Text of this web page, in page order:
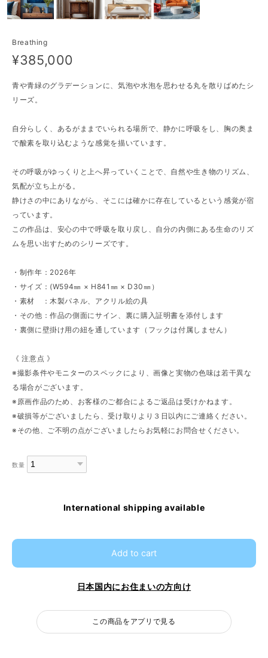
Breathing
¥385,000
青や青緑のグラデーションに、気泡や水泡を思わせる丸を散りばめたシ
リーズ。
自分らしく、あるがままでいられる場所で、静かに呼吸をし、胸の奥ま
で酸素を取り込むような感覚を描いています。
その呼吸がゆっくりと上へ昇っていくことで、自然や生き物のリズム、
気配が立ち上がる。
静けさの中にありながら、そこには確かに存在しているという感覚が宿
っています。
この作品は、安心の中で呼吸を取り戻し、自分の内側にある生命のリズ
ムを思い出すためのシリーズです。
・制作年：2026年
・サイズ：(W594㎜ × H841㎜ × D30㎜）
・素材 ：木製パネル、アクリル絵の具
・その他：作品の側面にサイン、裏に購入証明書を添付します
・裏側に壁掛け用の紐を通しています（フックは付属しません）
《 注意点 》
※撮影条件やモニターのスペックにより、画像と実物の色味は若干異な
る場合がございます。
※原画作品のため、お客様のご都合によるご返品は受けかねます。
※破損等がございましたら、受け取りより３日以内にご連絡ください。
※その他、ご不明の点がございましたらお気軽にお問合せください。
数量
International shipping available
Add to cart
日本国内にお住まいの方向け
この商品をアプリで見る